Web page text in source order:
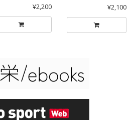
¥2,200
¥2,100